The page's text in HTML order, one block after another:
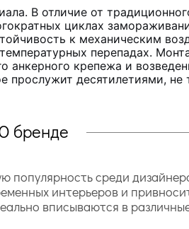
В отличие от
циклах
к механическим
перепадах.
анкерного крепежа и
прослужит десятилетиями,
бренде
среди
интерьеров и
вписываются в